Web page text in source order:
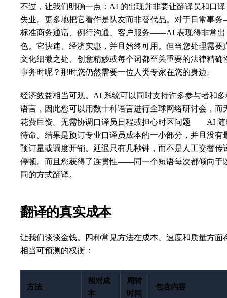
不过，让我们明确一点：AI 的出现并非要让翻译员和口译
失业。更多地把它看作是队友而非替代品。对于日常事
标准商务通话、例行沟通、客户服务——AI 表现得非常出
色。它快速、经济实惠，并且始终可用。但当您处理需要
文化细微之处、创意精妙或每个词都至关重要的法律精确
事务时呢？那时您仍然需要一位人类专家在您的身边。
经济效益相当可观。AI 系统可以同时支持许多参与者和多
语言，因此您可以用数十种语言进行全球网络研讨会，而
花费巨资。无需协调口译员日程或担心时区问题——AI 随
待命。结果是预订专业口译员成本的一小部分，并且没有
预订量或调度开销。延迟只有几秒钟，而不是人工交替传
停顿。而且您获得了连贯性——同一个短语每次都倾向于
同的方式翻译。
翻译的真实成本
让我们谈谈金钱。四种常见方法在成本、速度和质量方面
相当可预测的权衡：
方法
相对成
本
周转
时间
包含内容